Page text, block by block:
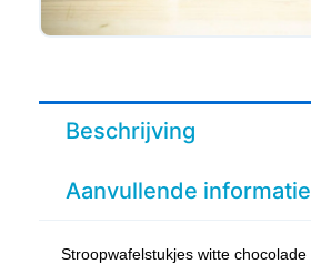
Beschrijving
Aanvullende informatie
Stroopwafelstukjes witte chocolade